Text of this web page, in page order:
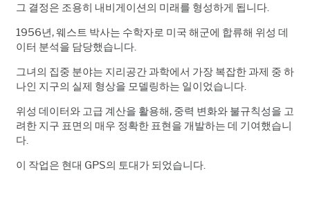
그 결정은 조용히 내비게이션의 미래를 형성하게 됩니다.
1956년, 웨스트 박사는 수학자로 미국 해군에 합류해 위성 데
이터 분석을 담당했습니다.
그녀의 집중 분야는 지리공간 과학에서 가장 복잡한 과제 중 하
나인 지구의 실제 형상을 모델링하는 일이었습니다.
위성 데이터와 고급 계산을 활용해, 중력 변화와 불규칙성을 고
려한 지구 표면의 매우 정확한 표현을 개발하는 데 기여했습니
다.
이 작업은 현대 GPS의 토대가 되었습니다.